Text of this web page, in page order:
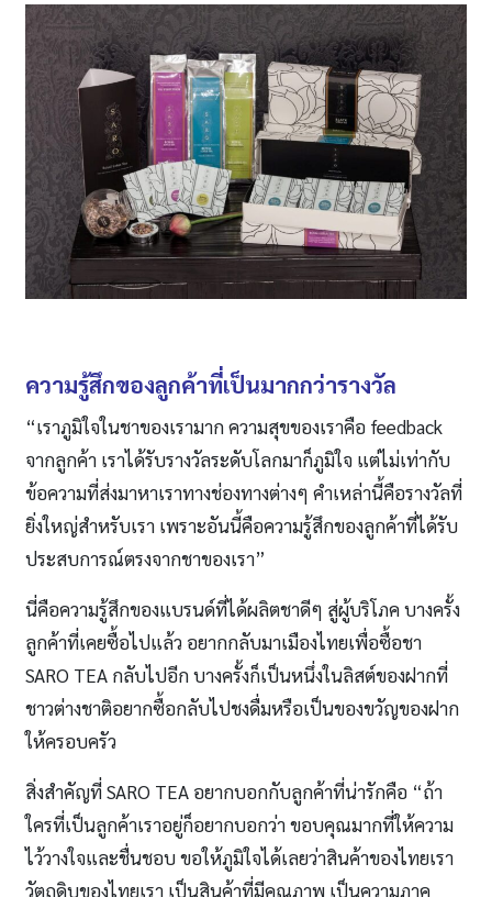
ความรู้สึกของลูกค้าที่เป็นมากกว่ารางวัล
“เราภูมิใจในชาของเรามาก ความสุขของเราคือ feedback
จากลูกค้า เราได้รับรางวัลระดับโลกมาก็ภูมิใจ แต่ไม่เท่ากับ
ข้อความที่ส่งมาหาเราทางช่องทางต่างๆ คำเหล่านี้คือรางวัลที่
ยิ่งใหญ่สำหรับเรา เพราะอันนี้คือความรู้สึกของลูกค้าที่ได้รับ
ประสบการณ์ตรงจากชาของเรา”
นี่คือความรู้สึกของแบรนด์ที่ได้ผลิตชาดีๆ สู่ผู้บริโภค บางครั้ง
ลูกค้าที่เคยซื้อไปแล้ว อยากกลับมาเมืองไทยเพื่อซื้อชา
SARO TEA กลับไปอีก บางครั้งก็เป็นหนึ่งในลิสต์ของฝากที่
ชาวต่างชาติอยากซื้อกลับไปชงดื่มหรือเป็นของขวัญของฝาก
ให้ครอบครัว
สิ่งสำคัญที่ SARO TEA อยากบอกกับลูกค้าที่น่ารักคือ “ถ้า
ใครที่เป็นลูกค้าเราอยู่ก็อยากบอกว่า ขอบคุณมากที่ให้ความ
ไว้วางใจและชื่นชอบ ขอให้ภูมิใจได้เลยว่าสินค้าของไทยเรา
วัตถุดิบของไทยเรา เป็นสินค้าที่มีคุณภาพ เป็นความภาค